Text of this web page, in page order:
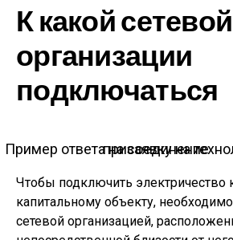
К какой сетевой
организации
подключаться
Пример ответа на заявку на технологическое присоединение
Чтобы подключить
капитальному объекту,
сетевой организацией,